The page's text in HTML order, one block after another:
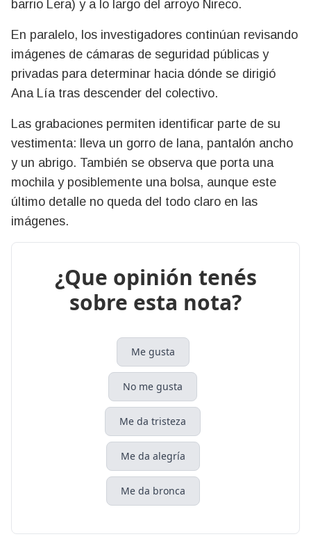
barrio Lera) y a lo largo del arroyo Ñireco.
En paralelo, los investigadores continúan revisando
imágenes de cámaras de seguridad públicas y
privadas para determinar hacia dónde se dirigió
Ana Lía tras descender del colectivo.
Las grabaciones permiten identificar parte de su
vestimenta: lleva un gorro de lana, pantalón ancho
y un abrigo. También se observa que porta una
mochila y posiblemente una bolsa, aunque este
último detalle no queda del todo claro en las
imágenes.
¿Que opinión tenés
sobre esta nota?
Me gusta
No me gusta
Me da tristeza
Me da alegría
Me da bronca